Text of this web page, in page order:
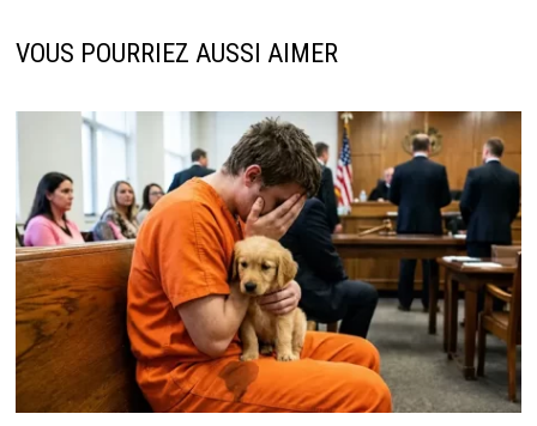
k
r
p
VOUS POURRIEZ AUSSI AIMER